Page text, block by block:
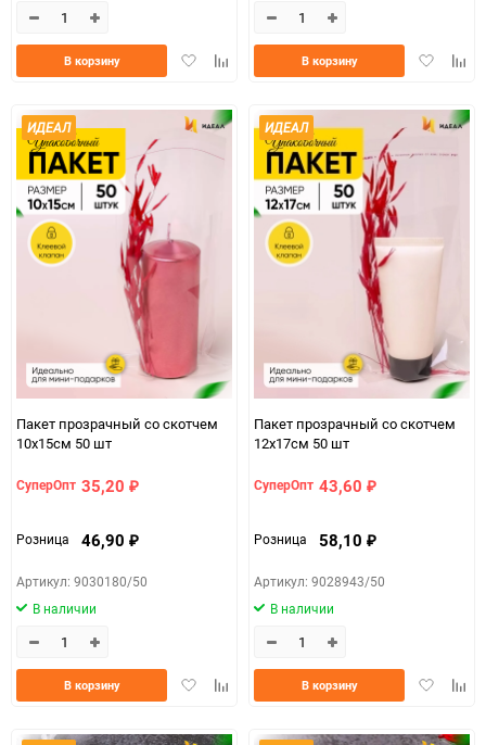
ДобавитьДобавить
В корзину
Добавить
В корзину
ИДЕАЛ
Пакет прозрачный со скотчем
10х15cм 50 шт
СуперОпт 35,20 ₽
Розница 46,90 ₽
Артикул: 9030180/50
В наличии
ДобавитьДобавить
В корзину
ИДЕАЛ
Пакет прозрачный со скотчем
12х17см 50 шт
СуперОпт 43,60 ₽
Розница 58,10 ₽
Артикул: 9028943/50
В наличии
Добавить
В корзину